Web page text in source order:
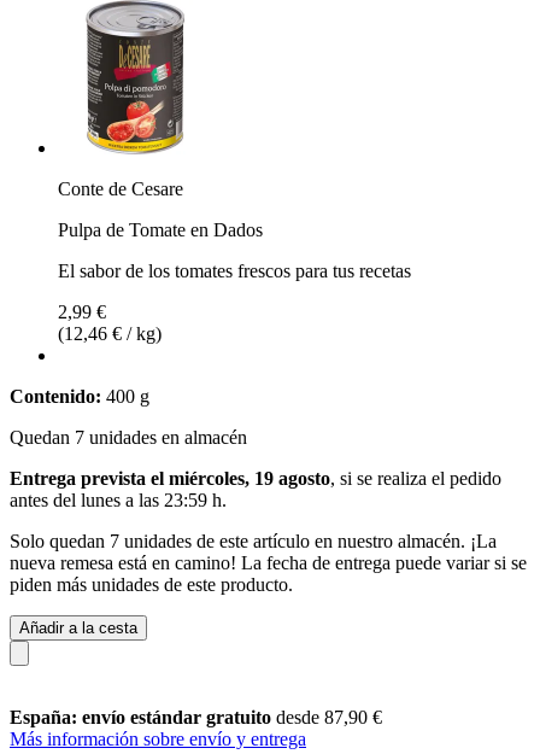
Conte de Cesare
Pulpa de Tomate en Dados
El sabor de los tomates frescos para tus recetas
2,99 €
(12,46 € / kg)
Contenido: 400 g
Quedan 7 unidades en almacén
Entrega prevista el miércoles, 19 agosto, si se realiza el pedido
antes del lunes a las 23:59 h.
Solo quedan 7 unidades de este artículo en nuestro almacén. ¡La
nueva remesa está en camino! La fecha de entrega puede variar si se
piden más unidades de este producto.
Añadir a la cesta
España: envío estándar gratuito desde 87,90 €
Más información sobre envío y entrega